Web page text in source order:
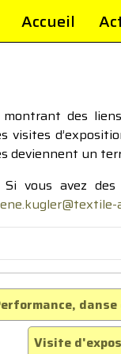
Accueil
montrant des
deviennent un
vous avez
Visite